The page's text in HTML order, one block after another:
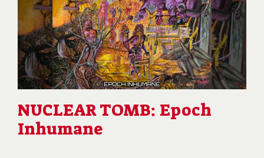
NUCLEAR TOMB: Epoch
Inhumane